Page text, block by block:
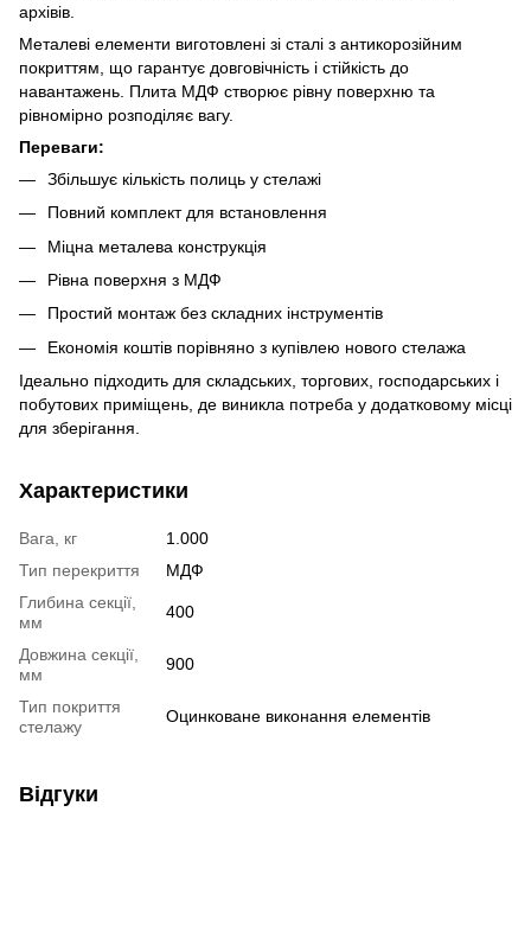
архівів.
Металеві елементи виготовлені зі сталі з антикорозійним
покриттям, що гарантує довговічність і стійкість до
навантажень. Плита МДФ створює рівну поверхню та
рівномірно розподіляє вагу.
Переваги:
Збільшує кількість полиць у стелажі
Повний комплект для встановлення
Міцна металева конструкція
Рівна поверхня з МДФ
Простий монтаж без складних інструментів
Економія коштів порівняно з купівлею нового стелажа
Ідеально підходить для складських, торгових, господарських і
побутових приміщень, де виникла потреба у додатковому місці
для зберігання.
Характеристики
Вага, кг
1.000
Тип перекриття
МДФ
Глибина секції,
мм
400
Довжина секції,
мм
900
Тип покриття
стелажу
Оцинковане виконання елементів
Відгуки